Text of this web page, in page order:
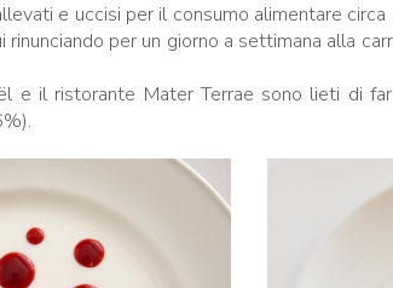
e uccisi per il consumo alimentare
per un giorno a settimana alla
e il ristorante Mater Terrae sono lieti di